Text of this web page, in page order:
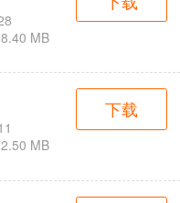
MB
MB
下载